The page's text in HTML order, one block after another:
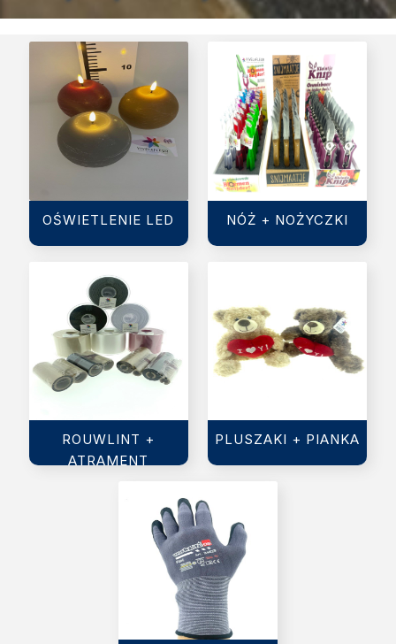
OŚWIETLENIE LED NÓŻ + NOŻYCZKI
ROUWLINT +
ATRAMENT
PLUSZAKI + PIANKA